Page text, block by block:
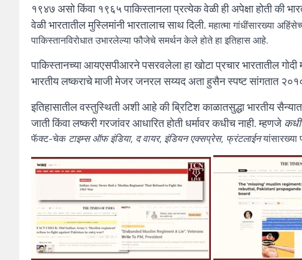
१९४७ असो किंवा १९६५ पाकिस्तानला प्रत्येक वेळी ही अपेक्षा होती की
वेळी भारतातील मुस्लिमांनी भारतालाच साथ दिली.महात्मा गांधींसारख्या
पाकिस्तानविरोधात उभारलेल्या फौजेचे समर्थन केले होते हा इतिहास आहे.
पाकिस्तानच्या आयएसपीआरने पसरवलेला हा खोटा प्रचार भारतातील
भारतीय लष्कराचे माजी मेजर जनरल सय्यद अता हुसैन स्पष्ट सांगतात
इतिहासातील वस्तुस्थिती अशी आहे की ब्रिटिश काळातसुद्धा भारतीय
जाती किंवा लष्करी गरजांवर आधारित होती धर्मावर कधीच नाही. म्हणजे
फॅक्ट-चेक टाइम्स ऑफ इंडिया, द वायर, इंडियन एक्सप्रेस, फ्रंटलाईनयांसारख्या